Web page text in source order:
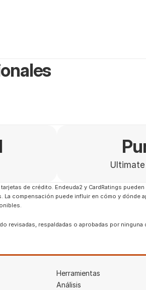
de crédito. Endeuda2 y CardRatings
compensación puede influir en cómo y dónde
revisadas, respaldadas o aprobadas por ninguna
Herramientas
Análisis